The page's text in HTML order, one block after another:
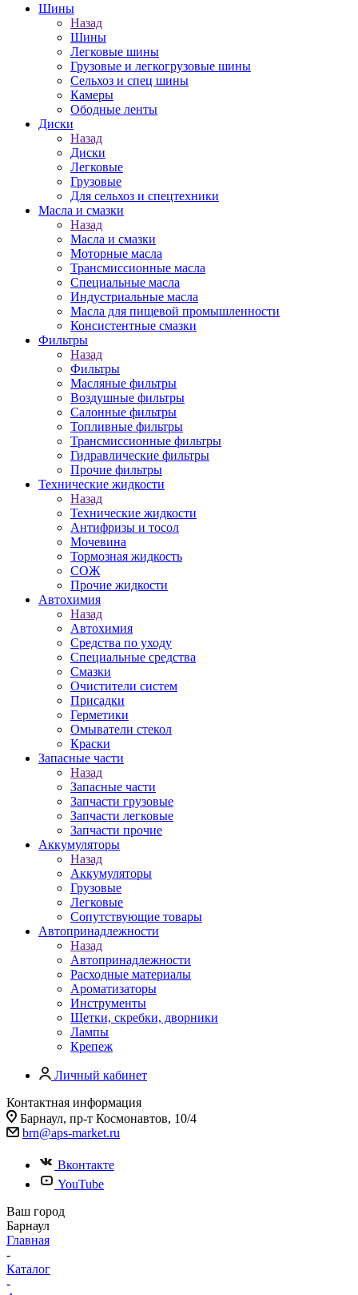
Шины
Назад
Шины
Легковые шины
Грузовые и легкогрузовые шины
Сельхоз и спец шины
Камеры
Ободные ленты
Диски
Назад
Диски
Легковые
Грузовые
Для сельхоз и спецтехники
Масла и смазки
Назад
Масла и смазки
Моторные масла
Трансмиссионные масла
Специальные масла
Индустриальные масла
Масла для пищевой промышленности
Консистентные смазки
Фильтры
Назад
Фильтры
Масляные фильтры
Воздушные фильтры
Салонные фильтры
Топливные фильтры
Трансмиссионные фильтры
Гидравлические фильтры
Прочие фильтры
Технические жидкости
Назад
Технические жидкости
Антифризы и тосол
Мочевина
Тормозная жидкость
СОЖ
Прочие жидкости
Автохимия
Назад
Автохимия
Средства по уходу
Специальные средства
Смазки
Очистители систем
Присадки
Герметики
Омыватели стекол
Краски
Запасные части
Назад
Запасные части
Запчасти грузовые
Запчасти легковые
Запчасти прочие
Аккумуляторы
Назад
Аккумуляторы
Грузовые
Легковые
Сопутствующие товары
Автопринадлежности
Назад
Автопринадлежности
Расходные материалы
Ароматизаторы
Инструменты
Щетки, скребки, дворники
Лампы
Крепеж
Личный кабинет
Контактная информация
Барнаул, пр-т Космонавтов, 10/4
brn@aps-market.ru
Вконтакте
YouTube
Ваш город
Барнаул
Главная
-
Каталог
-